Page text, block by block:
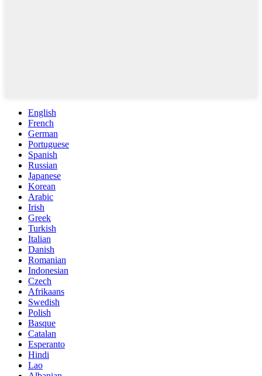
English
French
German
Portuguese
Spanish
Russian
Japanese
Korean
Arabic
Irish
Greek
Turkish
Italian
Danish
Romanian
Indonesian
Czech
Afrikaans
Swedish
Polish
Basque
Catalan
Esperanto
Hindi
Lao